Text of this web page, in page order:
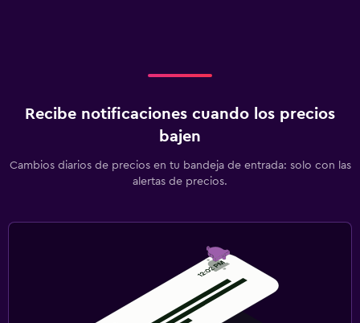
Recibe notificaciones cuando los precios
bajen
Cambios diarios de precios en tu bandeja de entrada: solo con las
alertas de precios.